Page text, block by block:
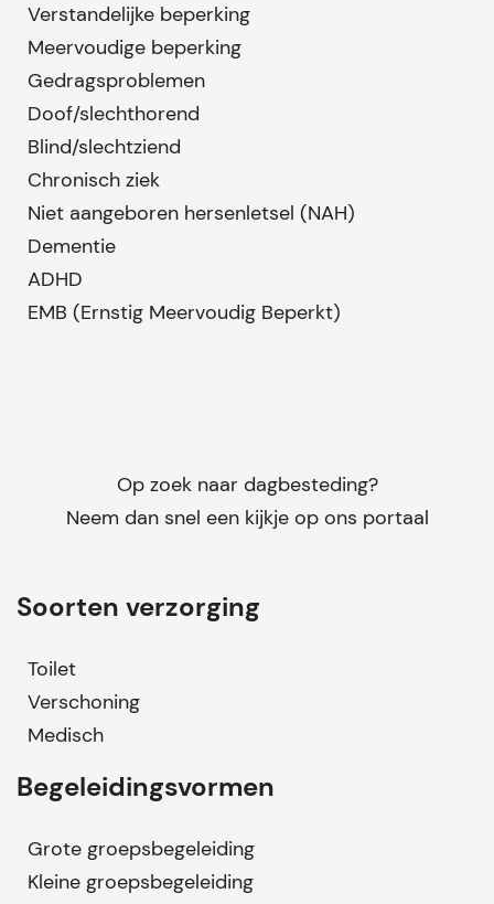
Verstandelijke beperking
Meervoudige beperking
Gedragsproblemen
Doof/slechthorend
Blind/slechtziend
Chronisch ziek
Niet aangeboren hersenletsel (NAH)
Dementie
ADHD
EMB (Ernstig Meervoudig Beperkt)
Op zoek naar dagbesteding?
Neem dan snel een kijkje op ons portaal
Soorten verzorging
Toilet
Verschoning
Medisch
Begeleidingsvormen
Grote groepsbegeleiding
Kleine groepsbegeleiding